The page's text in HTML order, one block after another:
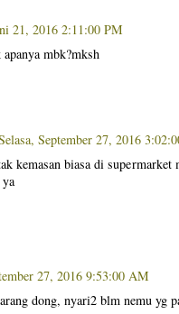
21, 2016 2:11:00 PM
mbk?mksh
September 27, 2016
kemasan biasa di
27, 2016 9:53:00 AM
dong, nyari2 blm nemu yg